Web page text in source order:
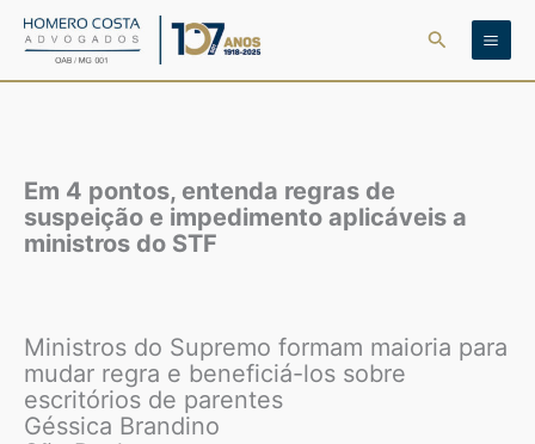
para
Pesquisar
Em 4 pontos, entenda regras de
suspeição e impedimento aplicáveis a
ministros do STF
Ministros do Supremo formam maioria para
mudar regra e beneficiá-los sobre
escritórios de parentes
Géssica Brandino